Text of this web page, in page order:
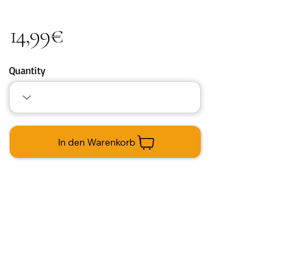
14,99€
Quantity
In den Warenkorb